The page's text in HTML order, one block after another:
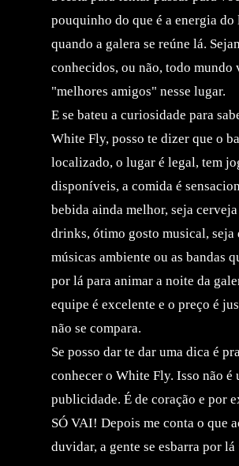
pouquinho do que é a energia do
quando a galera se reúne lá.
conhecidos, ou não, todo mundo
"melhores amigos" nesse lugar.
E se bateu a curiosidade para
White Fly, posso te dizer que o
localizado, o lugar é legal, tem
disponíveis, a comida é
bebida ainda melhor, seja
drinks, ótimo gosto musical, seja
músicas ambiente ou as bandas
por lá para animar a noite da
equipe é excelente e o preço é
não se compara.
Se posso dar te dar uma dica é
conhecer o White Fly. Isso não é
publicidade. É de coração e por
SÓ VAI! Depois me conta o que
duvidar, a gente se esbarra por lá